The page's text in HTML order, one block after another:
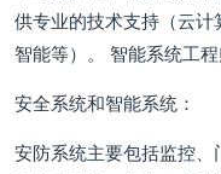
供专业的技术支持（云
智能等）。 智能系统工
安全系统和智能系统：
安防系统主要包括监控